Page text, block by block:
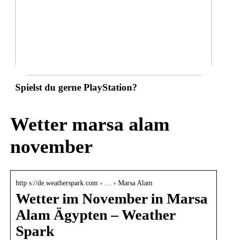
Spielst du gerne PlayStation?
Wetter marsa alam
november
http s://de.weatherspark.com › … › Marsa Alam
Wetter im November in Marsa
Alam Ägypten – Weather
Spark